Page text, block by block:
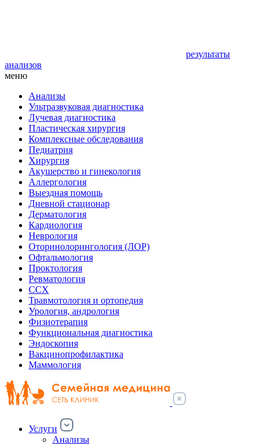
результаты
анализов
меню
Анализы
Ультразвуковая диагностика
Лучевая диагностика
Пластическая хирургия
Комплексные обследования
Педиатрия
Хирургия
Акушерство и гинекология
Аллергология
Выездная помощь
Дневной стационар
Дерматология
Кардиология
Неврология
Оторинолорингология (ЛОР)
Офтальмология
Проктология
Ревматология
ССХ
Травмотология и ортопедия
Урология, андрология
Физиотерапия
Функциональная диагностика
Эндоскопия
Вакцинопрофилактика
Маммология
Услуги
Анализы